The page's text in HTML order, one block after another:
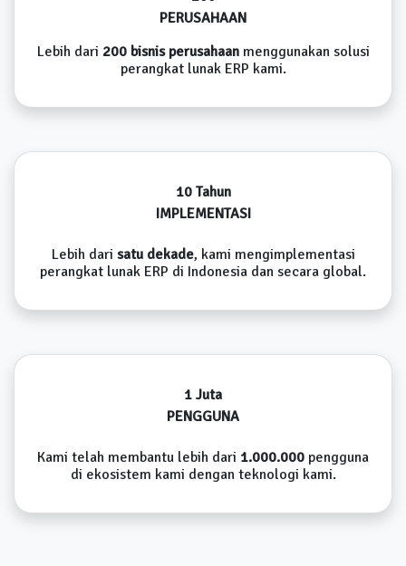
PERUSAHAAN
Lebih dari 200 bisnis perusahaanmenggunakan solusi
perangkat lunak ERP kami.
10 Tahun
IMPLEMENTASI
Lebih dari satu dekade, kami mengimplementasi
perangkat lunak ERP di Indonesia dan secara global.
1 Juta
PENGGUNA
Kami telah membantu lebih dari 1.000.000 pengguna
di ekosistem kami dengan teknologi kami.